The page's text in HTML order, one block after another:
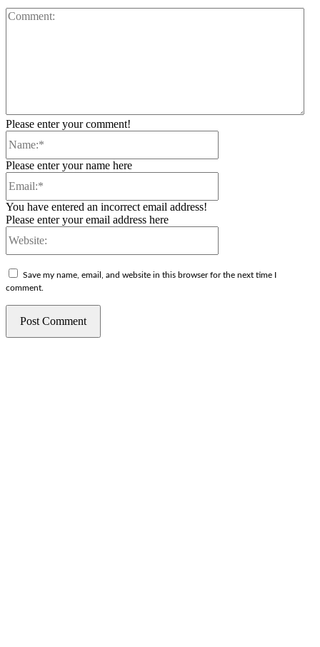
Please enter your comment!
Please enter your name here
You have entered an incorrect email address!
Please enter your email address here
Save my name, email, and website in this browser for the next time I
comment.